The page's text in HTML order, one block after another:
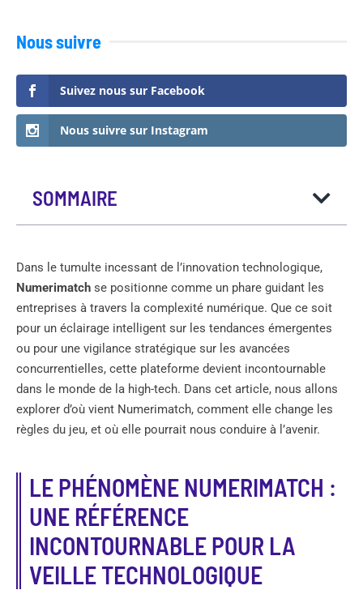
Nous suivre
Suivez nous sur Facebook
Nous suivre sur Instagram
SOMMAIRE
Dans le tumulte incessant de l’innovation technologique,
Numerimatch se positionne comme un phare guidant les
entreprises à travers la complexité numérique. Que ce soit
pour un éclairage intelligent sur les tendances émergentes
ou pour une vigilance stratégique sur les avancées
concurrentielles, cette plateforme devient incontournable
dans le monde de la high-tech. Dans cet article, nous allons
explorer d’où vient Numerimatch, comment elle change les
règles du jeu, et où elle pourrait nous conduire à l’avenir.
LE PHÉNOMÈNE NUMERIMATCH :
UNE RÉFÉRENCE
INCONTOURNABLE POUR LA
VEILLE TECHNOLOGIQUE